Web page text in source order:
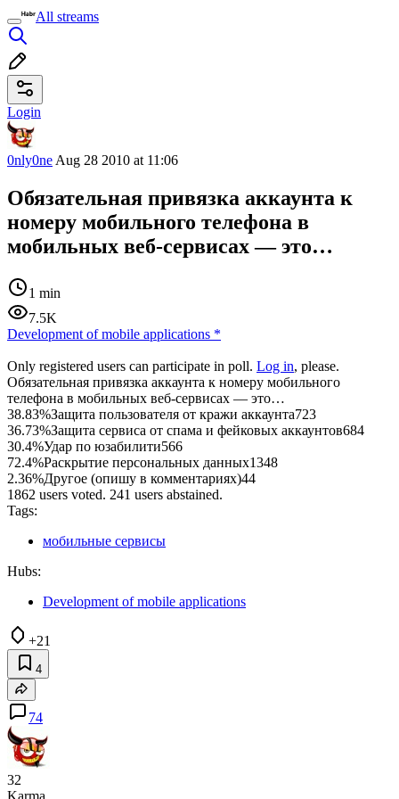
All streams
Login
0nly0ne Aug 28 2010 at 11:06
Обязательная привязка аккаунта к
номеру мобильного телефона в
мобильных веб-сервисах — это…
1 min
7.5K
Development of mobile applications *
Only registered users can participate in poll. Log in, please.
Обязательная привязка аккаунта к номеру мобильного
телефона в мобильных веб-сервисах — это…
38.83%Защита пользователя от кражи аккаунта723
36.73%Защита сервиса от спама и фейковых аккаунтов684
30.4%Удар по юзабилити566
72.4%Раскрытие персональных данных1348
2.36%Другое (опишу в комментариях)44
1862 users voted. 241 users abstained.
Tags:
мобильные сервисы
Hubs:
Development of mobile applications
+21
4
74
32
Karma